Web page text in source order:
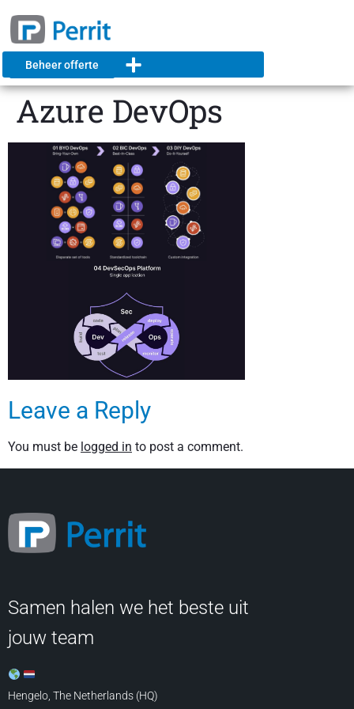
Beheer offerte
Azure DevOps
Leave a Reply
You must be logged in to post a comment.
Samen halen we het beste uit
jouw team
Hengelo, The Netherlands (HQ)